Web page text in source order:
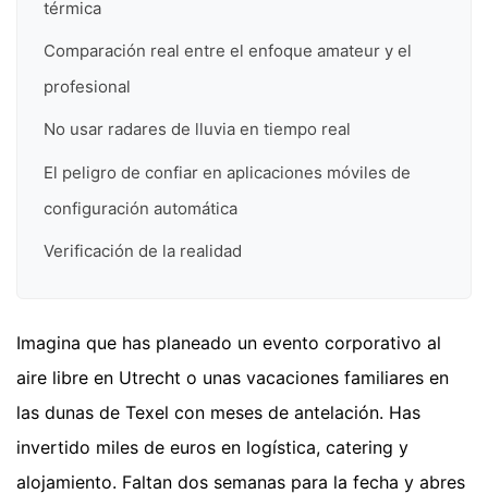
térmica
Comparación real entre el enfoque amateur y el
profesional
No usar radares de lluvia en tiempo real
El peligro de confiar en aplicaciones móviles de
configuración automática
Verificación de la realidad
Imagina que has planeado un evento corporativo al
aire libre en Utrecht o unas vacaciones familiares en
las dunas de Texel con meses de antelación. Has
invertido miles de euros en logística, catering y
alojamiento. Faltan dos semanas para la fecha y abres